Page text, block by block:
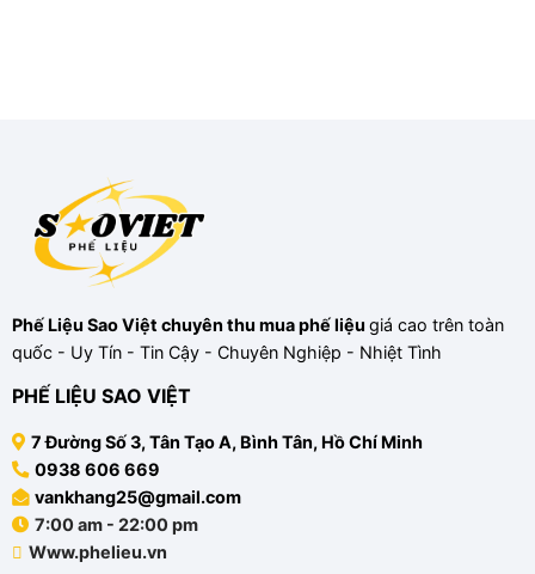
Phế Liệu Sao Việt chuyên thu mua phế liệu giá cao trên toàn
quốc - Uy Tín - Tin Cậy - Chuyên Nghiệp - Nhiệt Tình
PHẾ LIỆU SAO VIỆT
7 Đường Số 3, Tân Tạo A, Bình Tân, Hồ Chí Minh
0938 606 669
vankhang25@gmail.com
7:00 am - 22:00 pm
Www.phelieu.vn